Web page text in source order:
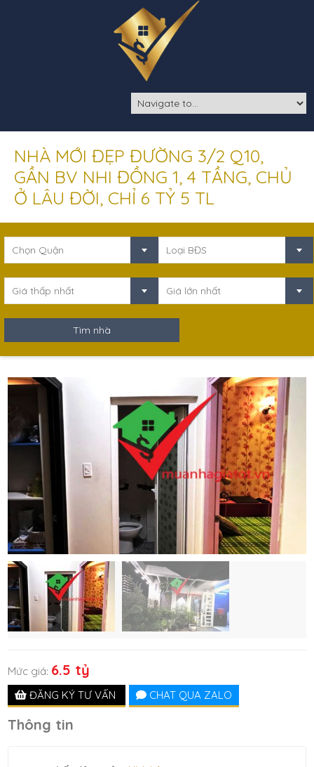
NHÀ MỚI ĐẸP ĐƯỜNG 3/2 Q10,
GẦN BV NHI ĐỒNG 1, 4 TẦNG, CHỦ
Ở LÂU ĐỜI, CHỈ 6 TỶ 5 TL
Chọn Quận Loại BĐS
Giá thấp nhất Giá lớn nhất
Mức giá: 6.5 tỷ
ĐĂNG KÝ TƯ VẤN CHAT QUA ZALO
Thông tin